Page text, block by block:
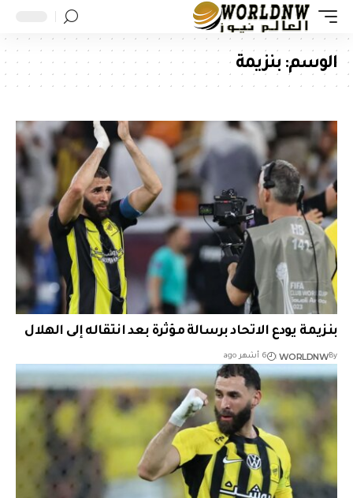
الوسم: بنزيمة
بنزيمة يودع الاتحاد برسالة مؤثرة بعد انتقاله إلى الهلال
By
WORLDNW 6 أشهر ago